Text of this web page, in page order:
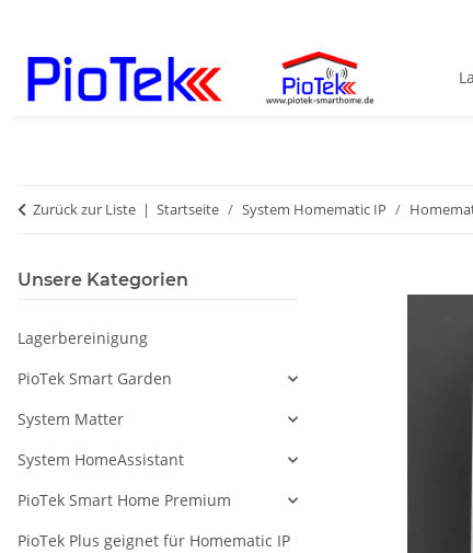
Zurück zur Liste Startseite System Homematic IP
Unsere Kategorien
Lagerbereinigung
PioTek Smart Garden
System Matter
System HomeAssistant
PioTek Smart Home Premium
PioTek Plus geignet für Homematic IP